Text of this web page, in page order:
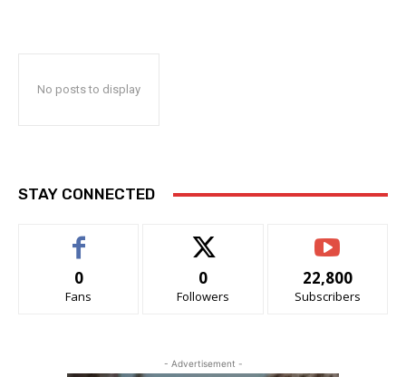
No posts to display
STAY CONNECTED
0
Fans
0
Followers
22,800
Subscribers
- Advertisement -